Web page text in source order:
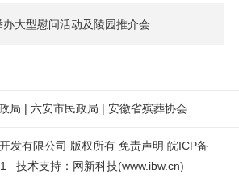
大型慰问活动及陵园推介会
局 | 六安市民政局 | 安徽省殡葬协会
发有限公司 版权所有 免责声明 皖ICP备
技术支持： 网新科技(www.ibw.cn)